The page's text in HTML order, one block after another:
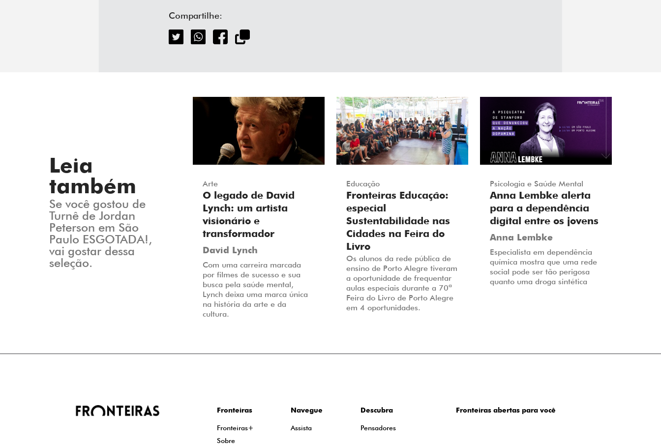
Compartilhe:
Leia
também
Se você gostou de
Turnê de Jordan
Peterson em São
Paulo ESGOTADA!,
vai gostar dessa
seleção.
Arte
O legado de David
Lynch: um artista
visionário e
transformador
David Lynch
Com uma carreira marcada
por filmes de sucesso e sua
busca pela saúde mental,
Lynch deixa uma marca única
na história da arte e da
cultura.
Educação
Fronteiras Educação:
especial
Sustentabilidade nas
Cidades na Feira do
Livro
Os alunos da rede pública de
ensino de Porto Alegre tiveram
a oportunidade de frequentar
aulas especiais durante a 70ª
Feira do Livro de Porto Alegre
em 4 oportunidades.
Psicologia e Saúde Mental
Anna Lembke alerta
para a dependência
digital entre os jovens
Anna Lembke
Especialista em dependência
química mostra que uma rede
social pode ser tão perigosa
quanto uma droga sintética
Fronteiras
Fronteiras+
Sobre
Navegue
Assista
Descubra
Pensadores
Fronteiras abertas para você